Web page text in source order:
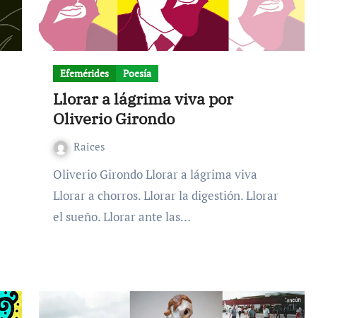
Efemérides Poesía
Llorar a lágrima viva por
Oliverio Girondo
Raices
Oliverio Girondo Llorar a lágrima viva
Llorar a chorros. Llorar la digestión. Llorar
el sueño. Llorar ante las…